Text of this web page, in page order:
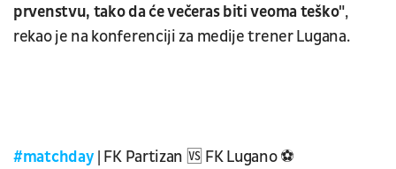
prvenstvu, tako da će večeras biti veoma teško",
rekao je na konferenciji za medije trener Lugana.
#matchday | FK Partizan 🆚 FK Lugano ⚽